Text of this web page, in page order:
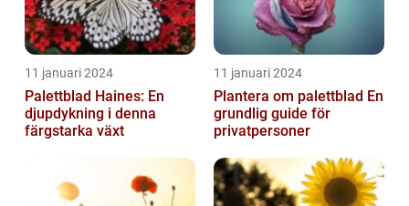
11 januari 2024
Palettblad Haines: En
djupdykning i denna
färgstarka växt
11 januari 2024
Plantera om palettblad En
grundlig guide för
privatpersoner